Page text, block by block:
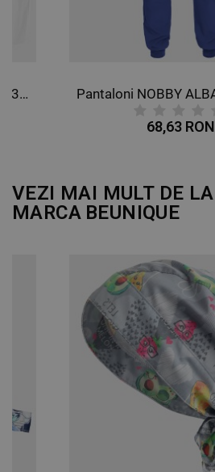
Tunică medicală cu pantaloni M3 ALB
68,63 RON
VEZI MAI MULT DE LA
MARCA BEUNIQUE
NECLASIFICATE